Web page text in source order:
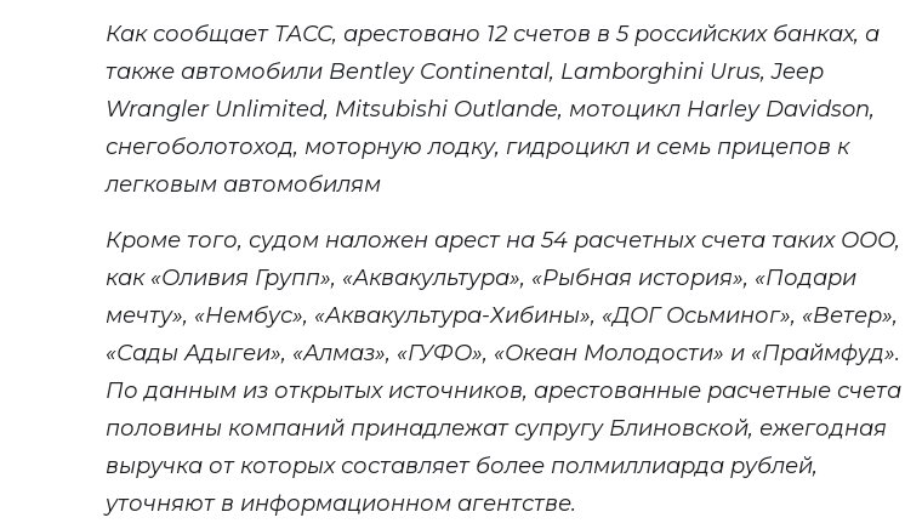
Как сообщает ТАСС, арестовано 12 счетов в 5 российских банках, а
также автомобили Bentley Continental, Lamborghini Urus, Jeep
Wrangler Unlimited, Mitsubishi Outlande, мотоцикл Harley Davidson,
снегоболотоход, моторную лодку, гидроцикл и семь прицепов к
легковым автомобилям
Кроме того, судом наложен арест на 54 расчетных счета таких ООО,
как «Оливия Групп», «Аквакультура», «Рыбная история», «Подари
мечту», «Нембус», «Аквакультура-Хибины», «ДОГ Осьминог», «Ветер»,
«Сады Адыгеи», «Алмаз», «ГУФО», «Океан Молодости» и «Праймфуд».
По данным из открытых источников, арестованные расчетные счета
половины компаний принадлежат супругу Блиновской, ежегодная
выручка от которых составляет более полмиллиарда рублей,
уточняют в информационном агентстве.